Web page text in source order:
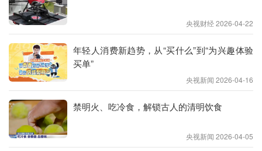
先说王羲之。千古名篇《兰亭集序》开篇便写：“暮
春之初，会于会稽山阴之兰亭，修禊事也。”暮春时
央视财经 2026-04-22
年轻人消费新趋势，从“买什么”到“为兴趣体验
买单”
央视新闻 2026-04-16
禁明火、吃冷食，解锁古人的清明饮食
央视新闻 2026-04-05